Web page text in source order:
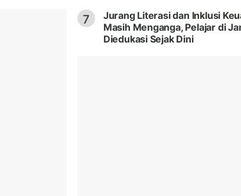
7
Jurang Literasi dan Inklusi
Masih Menganga, Pelajar di
Diedukasi Sejak Dini